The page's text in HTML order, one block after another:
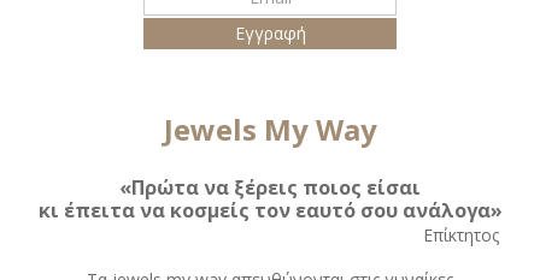
Jewels My Way
«Πρώτα να ξέρεις ποιος είσαι
κι έπειτα να κοσμείς τον εαυτό σου ανάλογα»
Eπίκτητος